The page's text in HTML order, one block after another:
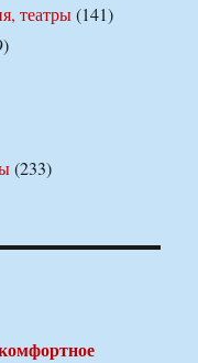
театры(141)
(233)